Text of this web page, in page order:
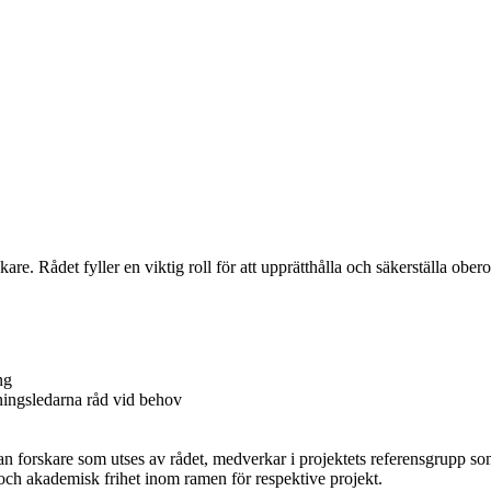
Rådet fyller en viktig roll för att upprätthålla och säkerställa
råd vid behov
som utses av rådet, medverkar i projektets referensgrupp
akademisk frihet inom ramen för respektive projekt.